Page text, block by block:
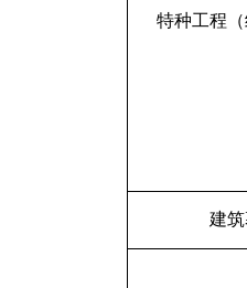
特种工程
建